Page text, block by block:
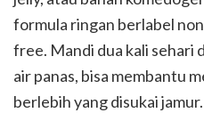
formula ringan berlabel
free. Mandi dua kali sehari
air panas, bisa membantu
berlebih yang disukai jamur.